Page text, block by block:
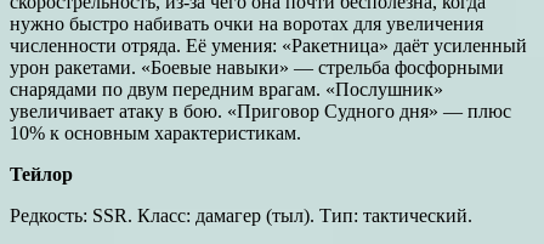
нужно быстро набивать очки на воротах для увеличения
численности отряда. Её умения: «Ракетница» даёт усиленный
урон ракетами. «Боевые навыки» — стрельба фосфорными
снарядами по двум передним врагам. «Послушник»
увеличивает атаку в бою. «Приговор Судного дня» — плюс
10% к основным характеристикам.
Тейлор
Редкость: SSR. Класс: дамагер (тыл). Тип: тактический.